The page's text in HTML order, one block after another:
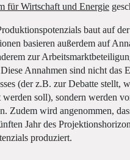
für Wirtschaft und Energie
baut auf
basieren außerdem auf
zur
Annahmen sind nicht das
(der z.B. zur Debatte stellt,
werden soll), sondern werden
Zudem wird angenommen,
Jahr des
produziert.